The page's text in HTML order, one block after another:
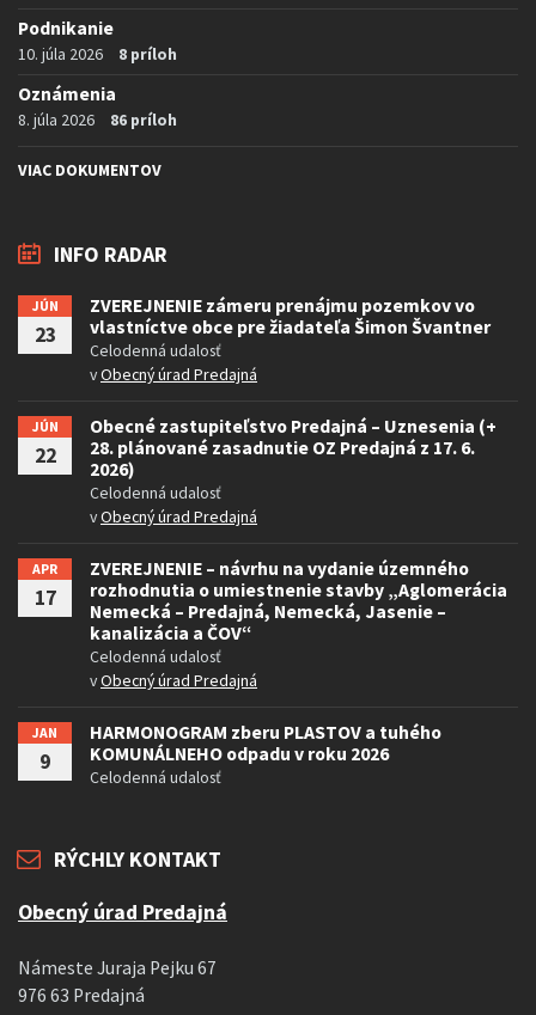
Podnikanie
10. júla 2026 8 príloh
Oznámenia
8. júla 2026 86 príloh
VIAC DOKUMENTOV
INFO RADAR
JÚN
23
ZVEREJNENIE zámeru prenájmu pozemkov vo
vlastníctve obce pre žiadateľa Šimon Švantner
Celodenná udalosť
vObecný úrad Predajná
JÚN
22
Obecné zastupiteľstvo Predajná – Uznesenia (+
28. plánované zasadnutie OZ Predajná z 17. 6.
2026)
Celodenná udalosť
vObecný úrad Predajná
APR
17
ZVEREJNENIE – návrhu na vydanie územného
rozhodnutia o umiestnenie stavby „Aglomerácia
Nemecká – Predajná, Nemecká, Jasenie –
kanalizácia a ČOV“
Celodenná udalosť
vObecný úrad Predajná
JAN
9
HARMONOGRAM zberu PLASTOV a tuhého
KOMUNÁLNEHO odpadu v roku 2026
Celodenná udalosť
RÝCHLY KONTAKT
Obecný úrad Predajná
Námeste Juraja Pejku 67
976 63 Predajná